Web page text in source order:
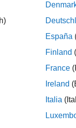
DICOM
MATLAB ®
MATLAB
모두 확장
España
Finland
France
Ireland
Italia